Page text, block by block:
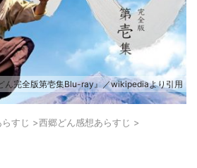
ん完全版第壱集Blu-ray』／wikipediaより引用
すじ >西郷どん感想あらすじ >